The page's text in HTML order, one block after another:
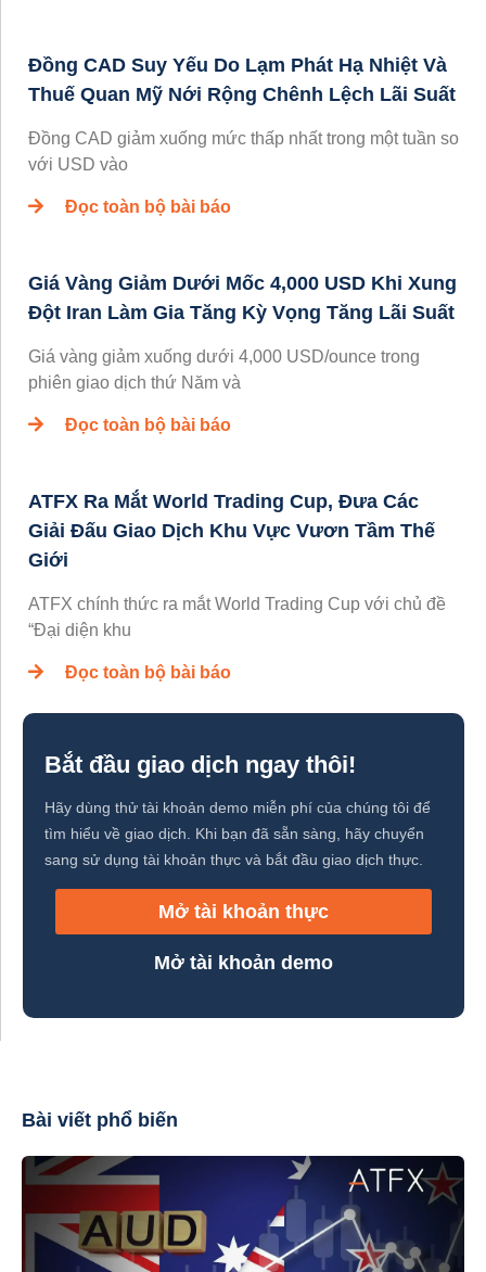
Đồng CAD Suy Yếu Do Lạm Phát Hạ Nhiệt Và
Thuế Quan Mỹ Nới Rộng Chênh Lệch Lãi Suất
Đồng CAD giảm xuống mức thấp nhất trong một tuần so
với USD vào
Đọc toàn bộ bài báo
Giá Vàng Giảm Dưới Mốc 4,000 USD Khi Xung
Đột Iran Làm Gia Tăng Kỳ Vọng Tăng Lãi Suất
Giá vàng giảm xuống dưới 4,000 USD/ounce trong
phiên giao dịch thứ Năm và
Đọc toàn bộ bài báo
ATFX Ra Mắt World Trading Cup, Đưa Các
Giải Đấu Giao Dịch Khu Vực Vươn Tầm Thế
Giới
ATFX chính thức ra mắt World Trading Cup với chủ đề
“Đại diện khu
Đọc toàn bộ bài báo
Bắt đầu giao dịch ngay thôi!
Hãy dùng thử tài khoản demo miễn phí của chúng tôi để
tìm hiểu về giao dịch. Khi bạn đã sẵn sàng, hãy chuyển
sang sử dụng tài khoản thực và bắt đầu giao dịch thực.
Mở tài khoản thực
Mở tài khoản demo
Bài viết phổ biến